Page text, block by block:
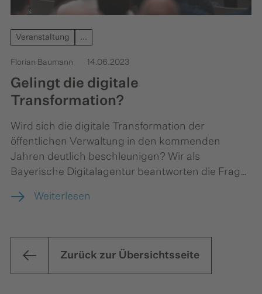
Veranstaltung ...
Florian Baumann 14.06.2023
Gelingt die digitale
Transformation?
Wird sich die digitale Transformation der
öffentlichen Verwaltung in den kommenden
Jahren deutlich beschleunigen? Wir als
Bayerische Digitalagentur beantworten die Frage
wir unsere Aufgabe: Zusammen mit der
umsetzen.
Weiterlesen
Zurück zur Übersichtsseite